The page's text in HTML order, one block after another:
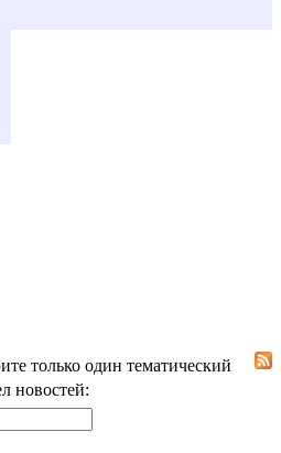
только один тематический
новостей: